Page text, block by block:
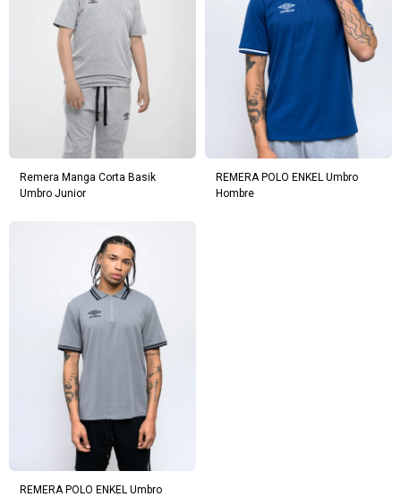
Remera Manga Corta Basik
Umbro Junior
REMERA POLO ENKEL Umbro
Hombre
REMERA POLO ENKEL Umbro
Fecha de nacimiento
Día
Elegís Pago Después como metodo de pago
* sujeto a aprobación crediticia. El monto disponible
puede variar por comercio